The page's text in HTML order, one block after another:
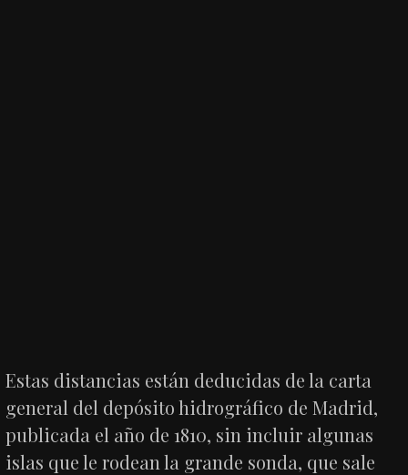
Estas distancias están deducidas de la carta
general del depósito hidrográfico de Madrid,
publicada el año de 1810, sin incluir algunas
islas que le rodean la grande sonda, que sale